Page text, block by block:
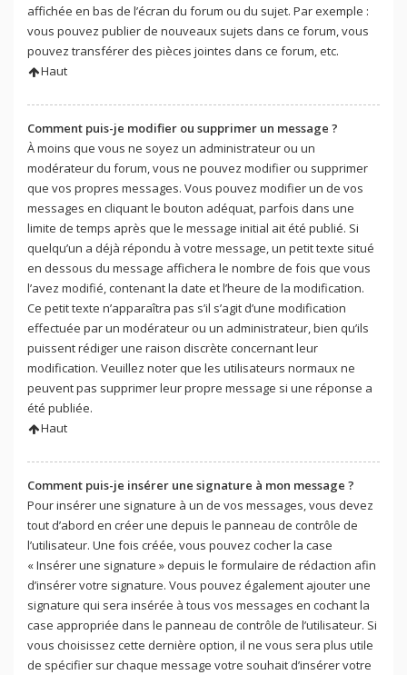
affichée en bas de l’écran du forum ou du sujet. Par exemple :
vous pouvez publier de nouveaux sujets dans ce forum, vous
pouvez transférer des pièces jointes dans ce forum, etc.
Haut
Comment puis-je modifier ou supprimer un message ?
À moins que vous ne soyez un administrateur ou un
modérateur du forum, vous ne pouvez modifier ou supprimer
que vos propres messages. Vous pouvez modifier un de vos
messages en cliquant le bouton adéquat, parfois dans une
limite de temps après que le message initial ait été publié. Si
quelqu’un a déjà répondu à votre message, un petit texte situé
en dessous du message affichera le nombre de fois que vous
l’avez modifié, contenant la date et l’heure de la modification.
Ce petit texte n’apparaîtra pas s’il s’agit d’une modification
effectuée par un modérateur ou un administrateur, bien qu’ils
puissent rédiger une raison discrète concernant leur
modification. Veuillez noter que les utilisateurs normaux ne
peuvent pas supprimer leur propre message si une réponse a
été publiée.
Haut
Comment puis-je insérer une signature à mon message ?
Pour insérer une signature à un de vos messages, vous devez
tout d’abord en créer une depuis le panneau de contrôle de
l’utilisateur. Une fois créée, vous pouvez cocher la case
« Insérer une signature » depuis le formulaire de rédaction afin
d’insérer votre signature. Vous pouvez également ajouter une
signature qui sera insérée à tous vos messages en cochant la
case appropriée dans le panneau de contrôle de l’utilisateur. Si
vous choisissez cette dernière option, il ne vous sera plus utile
de spécifier sur chaque message votre souhait d’insérer votre